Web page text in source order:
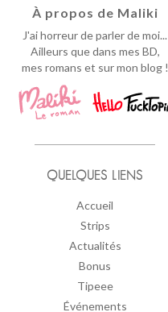
À propos de Maliki
J'ai horreur de parler de moi...
Ailleurs que dans mes BD,
mes romans et sur mon blog !
QUELQUES LIENS
Accueil
Strips
Actualités
Bonus
Tipeee
Événements